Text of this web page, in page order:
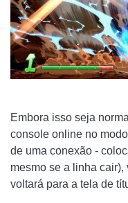
Embora isso seja
console online no
de uma conexão -
mesmo se a linha
voltará para a tela de